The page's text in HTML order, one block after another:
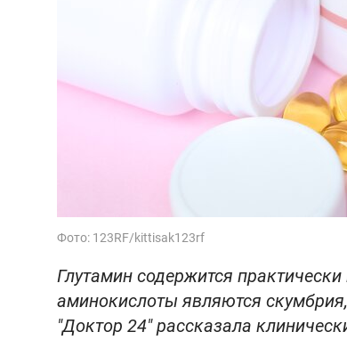
Фото: 123RF/kittisak123rf
Глутамин содержится
аминокислоты являются
"Доктор 24" рассказала